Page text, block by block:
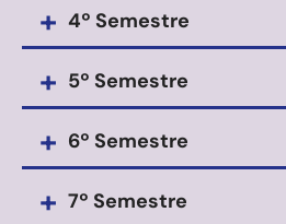
+ 4º Semestre
+ 5º Semestre
+ 6º Semestre
+ 7º Semestre